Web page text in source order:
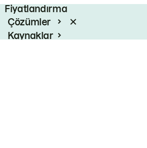
Fiyatlandırma
Çözümler
Kaynaklar